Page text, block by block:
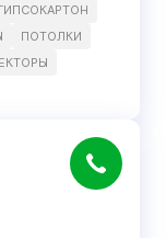
ПОТОЛКИ